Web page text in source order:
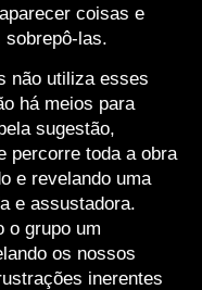
coisas e
las.
não utiliza esses
há meios para
sugestão,
percorre toda a obra
e revelando uma
e assustadora.
o grupo um
os nossos
inerentes